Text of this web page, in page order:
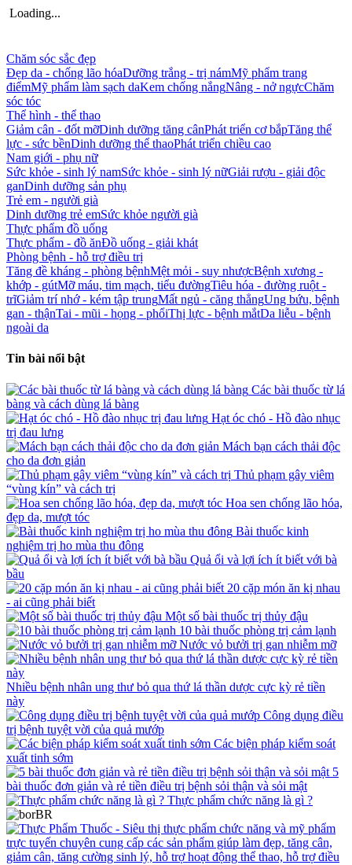
Loading...
Chăm sóc sắc đẹp
Đẹp da - chống lão hóaDưỡng trắng - trị námMỹ phẩm trang
điểmMỹ phẩm làm sạch daKem chống nắngNâng - nở ngựcChăm
sóc tóc
Thể hình - thể thao
Giảm cân - đốt mỡDinh dưỡng tăng cânPhát triển cơ bắpTăng thể
lực - sức bềnDinh dưỡng thể thaoPhát triển chiều cao
Nam giới - phụ nữ
Sức khỏe - sinh lý namSức khỏe - sinh lý nữGiải rượu - giải độc
ganDinh dưỡng sản phụ
Trẻ em - người già
Dinh dưỡng trẻ emSức khỏe người già
Thực phẩm đồ uống
Thực phẩm - đồ ănĐồ uống - giải khát
Phòng bệnh - hỗ trợ điều trị
Tăng đề kháng - phòng bệnhMệt mỏi - suy nhượcBệnh xương -
khớp - gútMỡ máu, tim mạch, tiểu đườngTiêu hóa - đường ruột -
trĩGiảm trí nhớ - kém tập trungMất ngủ - căng thẳngUng bứu, bệnh
gan - thậnTai - mũi - họng - phổiThị lực - bệnh mắtDa liễu - bệnh
ngoài da
Tin bài nổi bật
Các bài thuốc từ lá
bàng và cách dùng lá bàng
Hạt óc chó - Hồ đào nhục
trị đau lưng
Mách bạn cách thải độc
cho da đơn giản
Thủ phạm gây viêm
“vùng kín” và cách trị
Hoa sen chống lão hóa,
đẹp da, mượt tóc
Bài thuốc kinh
nghiệm trị ho mùa thu đông
Quả ổi và lợi ích ít biết với bà
bầu
20 cặp món ăn kị nhau
- ai cũng phải biết
Một số bài thuốc trị thủy đậu
10 bài thuốc phòng trị cảm lạnh
Nước vỏ bưởi trị gan nhiễm mỡ
Nhiều bệnh nhân ung thư bỏ qua thứ lá thần dược cực kỳ rẻ tiền
này
Công dụng điều
trị bệnh tuyệt vời của quả mướp
Các biện pháp kiểm soát
xuất tinh sớm
5
bài thuốc đơn giản và rẻ tiền điều trị bệnh sỏi thận và sỏi mật
Thực phẩm chức năng là gì ?